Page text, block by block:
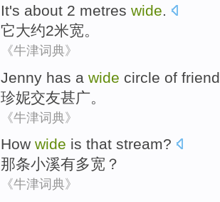
It's about 2 metres wide.
它大约2米宽。
《牛津词典》
Jenny has a wide circle of
珍妮交友甚广。
《牛津词典》
How wide is that stream?
那条小溪有多宽 ？
《牛津词典》